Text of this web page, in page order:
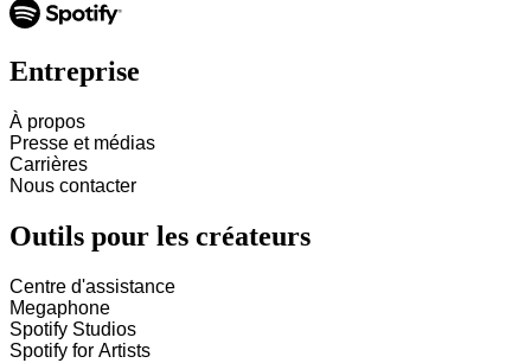
Entreprise
À propos
Presse et médias
Carrières
Nous contacter
Outils pour les créateurs
Centre d'assistance
Megaphone
Spotify Studios
Spotify for Artists